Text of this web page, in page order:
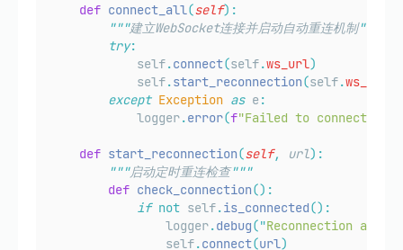
def connect_all(self):
"""建立WebSocket连接并启动自动重连机制"""
try:
            self
.connect(self.ws_url)
            self
.start_reconnection(self.ws_url
except Exception as e :
            logger
.error(f"Failed to connect to
def start_reconnection(self, url):
"""启动定时重连检查"""
def check_connection():
if not self.is_connected():
                logger
.debug("Reconnection
                self
.connect(url)